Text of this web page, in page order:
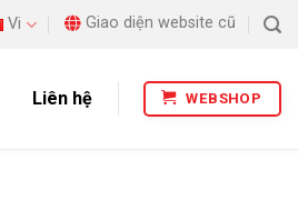
Vi Giao diện website cũ
Liên hệ WEBSHOP